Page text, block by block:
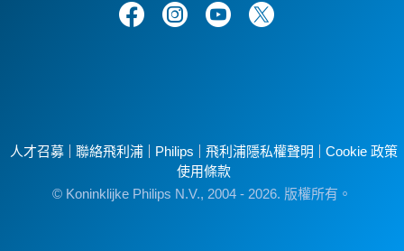
人才召募 聯絡飛利浦 Philips 飛利浦隱私權聲明
Cookie 政策
使用條款
© Koninklijke Philips N.V., 2004 - 2026. 版權所有。